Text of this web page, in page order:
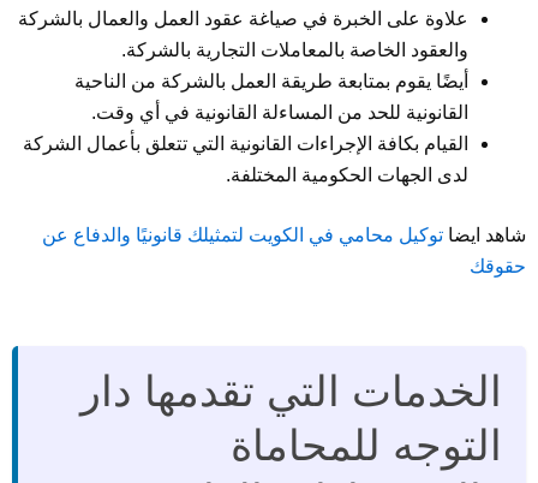
علاوة على الخبرة في صياغة عقود العمل والعمال بالشركة
والعقود الخاصة بالمعاملات التجارية بالشركة.
أيضًا يقوم بمتابعة طريقة العمل بالشركة من الناحية
القانونية للحد من المساءلة القانونية في أي وقت.
القيام بكافة الإجراءات القانونية التي تتعلق بأعمال الشركة
لدى الجهات الحكومية المختلفة.
شاهد ايضا توكيل محامي في الكويت لتمثيلك قانونيًا والدفاع عن
حقوقك
الخدمات التي تقدمها دار
التوجه للمحاماة